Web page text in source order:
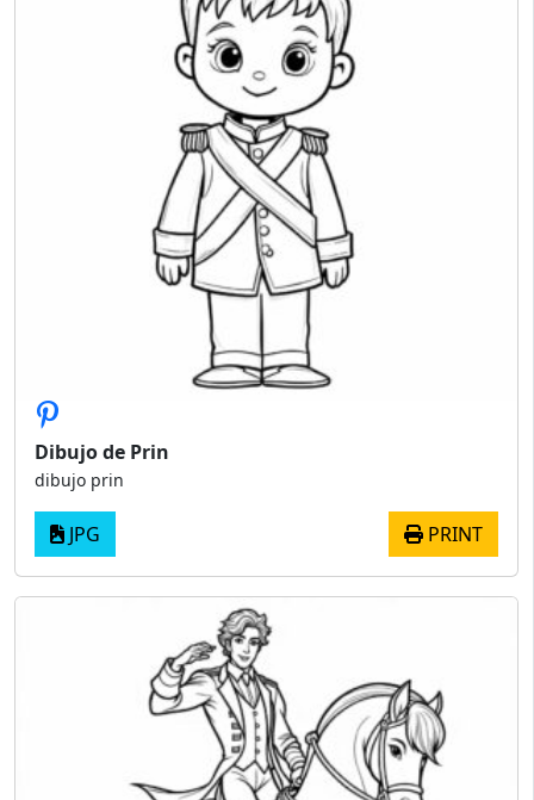
Dibujo de Prin
dibujo prin
JPG PRINT